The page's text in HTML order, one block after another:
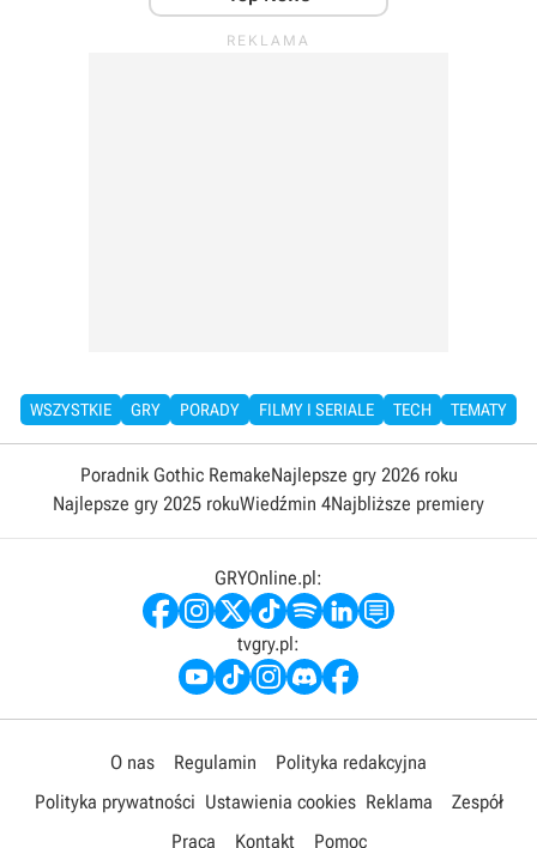
WSZYSTKIE GRY PORADY FILMY I SERIALE TECH TEMATY
Poradnik Gothic RemakeNajlepsze gry 2026 roku
Najlepsze gry 2025 rokuWiedźmin 4Najbliższe premiery
GRYOnline.pl:
tvgry.pl:
O nas Regulamin
Polityka redakcyjna
Polityka prywatności Ustawienia cookies Reklama
Zespół
Praca
Kontakt Pomoc